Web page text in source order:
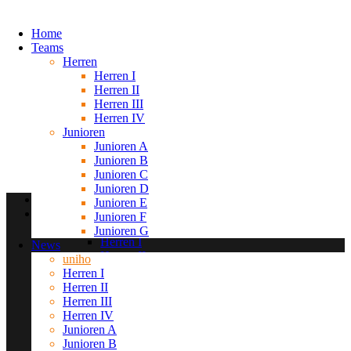
Home
Teams
Herren
Herren I
Herren II
Herren III
Herren IV
Junioren
Junioren A
Junioren B
Junioren C
Junioren D
Junioren E
Junioren F
Junioren G
News
uniho
Herren I
Herren II
Herren III
Herren IV
Junioren A
Junioren B
Herren
Herren I
Herren II
Herren III
Herren IV
Junioren
Junioren A
Junioren B
Junioren C